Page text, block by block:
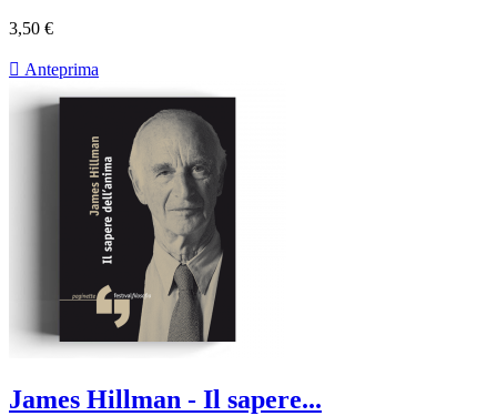
3,50 €
 Anteprima
James Hillman - Il sapere...